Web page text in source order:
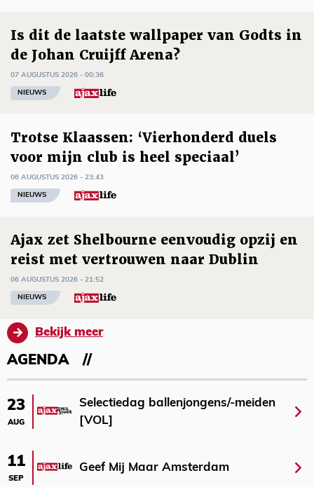
Is dit de laatste wallpaper van Godts in
de Johan Cruijff Arena?
07 AUGUSTUS 2026 - 00:36
NIEUWS
Trotse Klaassen: ‘Vierhonderd duels
voor mijn club is heel speciaal’
06 AUGUSTUS 2026 - 23:43
NIEUWS
Ajax zet Shelbourne eenvoudig opzij en
reist met vertrouwen naar Dublin
06 AUGUSTUS 2026 - 21:52
NIEUWS
Bekijk meer
AGENDA
23
AUG
Selectiedag ballenjongens/-meiden
[VOL]
11
SEP
Geef Mij Maar Amsterdam